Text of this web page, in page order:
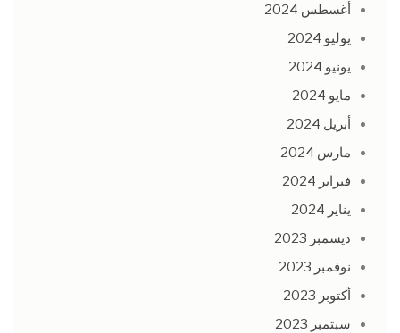
أغسطس 2024
يوليو 2024
يونيو 2024
مايو 2024
أبريل 2024
مارس 2024
فبراير 2024
يناير 2024
ديسمبر 2023
نوفمبر 2023
أكتوبر 2023
سبتمبر 2023